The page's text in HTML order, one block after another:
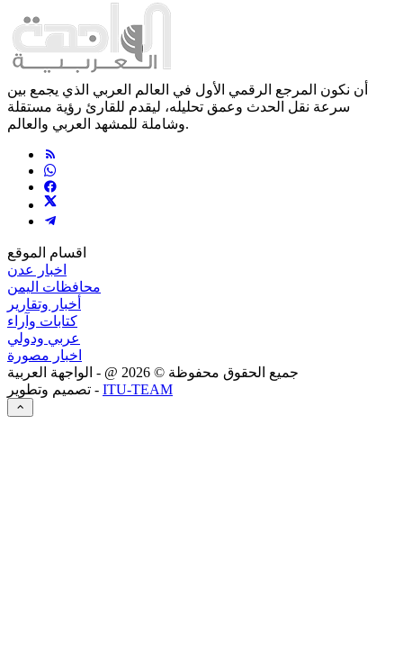
أن نكون المرجع الرقمي الأول في العالم العربي الذي يجمع بين
سرعة نقل الحدث وعمق تحليله، ليقدم للقارئ رؤية مستقلة
وشاملة للمشهد العربي والعالم.
اقسام الموقع
اخبار عدن
محافظات اليمن
أخبار وتقارير
كتابات وآراء
عربي ودولي
اخبار مصورة
جميع الحقوق محفوظة © 2026 @ - الواجهة العربية
تصميم وتطوير - ITU-TEAM